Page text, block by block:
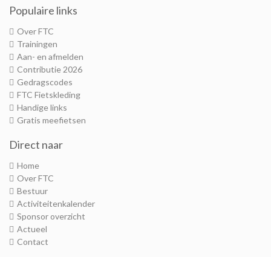
Populaire links
Over FTC
Trainingen
Aan- en afmelden
Contributie 2026
Gedragscodes
FTC Fietskleding
Handige links
Gratis meefietsen
Direct naar
Home
Over FTC
Bestuur
Activiteitenkalender
Sponsor overzicht
Actueel
Contact